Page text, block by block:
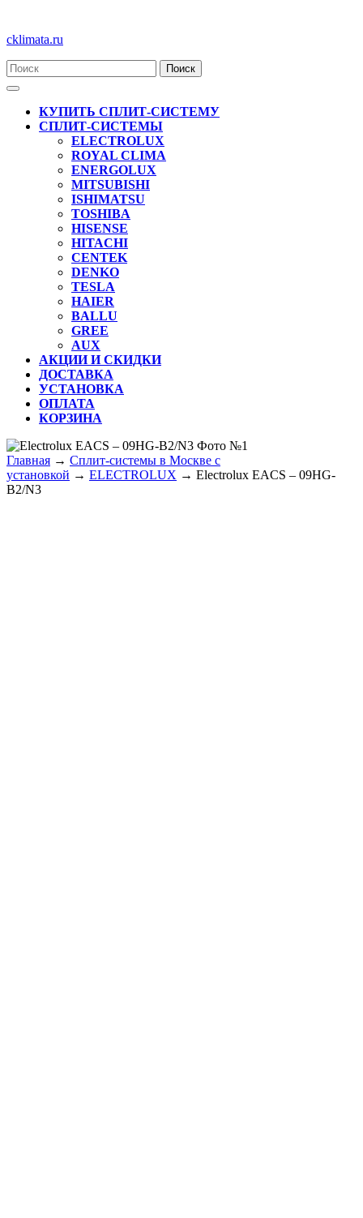
Перейти
содержимому
cklimata.ru
Кнопка
ОткрытьКУПИТЬ СПЛИТ-СИСТЕМУ
СПЛИТ-СИСТЕМЫ
ELECTROLUX
ROYAL CLIMA
ENERGOLUX
MITSUBISHI
ISHIMATSU
TOSHIBA
HISENSE
HITACHI
CENTEK
DENKO
TESLA
HAIER
BALLU
GREE
AUX
АКЦИИ И СКИДКИ
ДОСТАВКА
УСТАНОВКА
ОПЛАТА
КОРЗИНА
КНОПКА
ЗАКРЫТЬ
Главная → Сплит-системы в Москве с
установкой → ELECTROLUX → Electrolux EACS – 09HG-
B2/N3